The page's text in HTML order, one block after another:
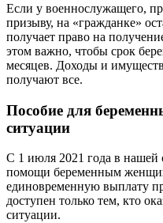
Если у военнослужащего,
призыву, на «гражданке»
получает право на
этом важно, чтобы срок
месяцев. Доходы и
получают все.
Пособие для
ситуации
С 1 июля 2021 года в нашей
помощи беременным
единовременную выплату
доступен только тем, кто
ситуации.